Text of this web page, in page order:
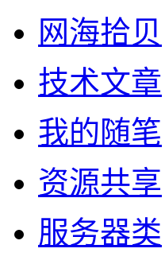
网海拾贝
技术文章
我的随笔
资源共享
服务器类